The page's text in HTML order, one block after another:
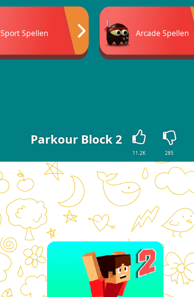
Sport Spellen Arcade Spellen
Parkour Block 2
11.2K 285